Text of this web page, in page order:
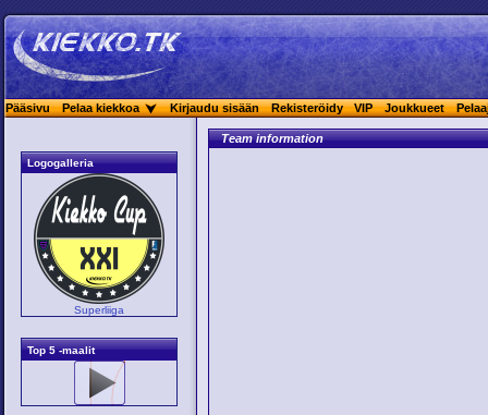
Pääsivu Pelaa kiekkoa Kirjaudu sisään Rekisteröidy VIP Joukkueet
Logogalleria
Superliiga
Top 5 -maalit
Team information